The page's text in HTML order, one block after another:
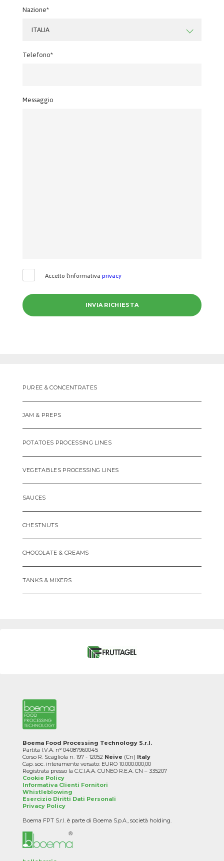
Nazione*
ITALIA
Telefono*
Messaggio
Accetto l'informativa privacy
PUREE & CONCENTRATES
JAM & PREPS
POTATOES PROCESSING LINES
VEGETABLES PROCESSING LINES
SAUCES
CHESTNUTS
CHOCOLATE & CREAMS
TANKS & MIXERS
Boema Food Processing Technology S.r.l.
Partita I.V.A. n° 04087960045
Corso R. Scagliola n. 197 - 12052 Neive (Cn) Italy
Cap. soc. interamente versato: EURO 10.000.000,00
Registrata presso la C.C.I.A.A. CUNEO R.E.A. CN – 335207
Cookie Policy
Informativa Clienti Fornitori
Whistleblowing
Esercizio Diritti Dati Personali
Privacy Policy
Boema FPT S.r.l. è parte di Boema S.p.A., società holding.